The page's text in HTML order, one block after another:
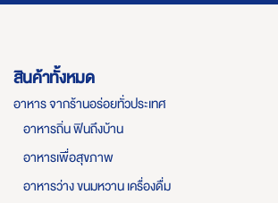
สินค้าทั้งหมด
อาหาร จากร้านอร่อยทั่วประเทศ
อาหารถิ่น ฟินถึงบ้าน
อาหารเพื่อสุขภาพ
อาหารว่าง ขนมหวาน เครื่องดื่ม